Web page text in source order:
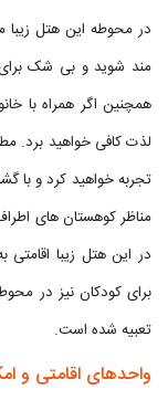
در محوطه این هتل زیبا
مند شوید و بی شک برای
همچنین اگر همراه با
لذت کافی خواهید برد.
تجربه خواهید کرد و با
مناظر کوهستان‌ های
در این هتل زیبا اقامتی
برای کودکان نیز در
تعبیه شده است.
واحدهای اقامتی و